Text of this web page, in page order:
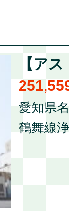
【ア
愛知県
鶴舞線